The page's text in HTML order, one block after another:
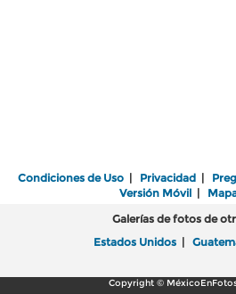
Condiciones de Uso | Privacidad |
Versión Móvil|
Galerías de fotos de
Estados Unidos |
Copyright ©